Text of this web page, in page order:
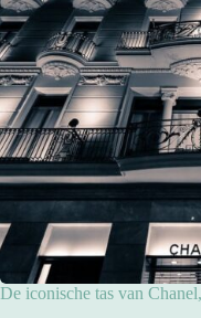
De iconische tas van